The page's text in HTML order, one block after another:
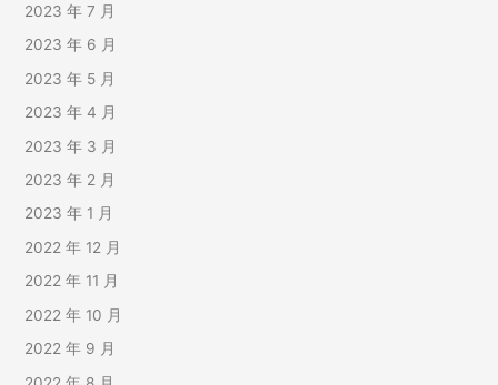
2023 年 7 月
2023 年 6 月
2023 年 5 月
2023 年 4 月
2023 年 3 月
2023 年 2 月
2023 年 1 月
2022 年 12 月
2022 年 11 月
2022 年 10 月
2022 年 9 月